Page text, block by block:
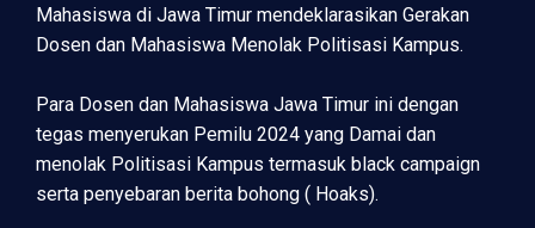
Mahasiswa di Jawa Timur mendeklarasikan Gerakan
Dosen dan Mahasiswa Menolak Politisasi Kampus.
Para Dosen dan Mahasiswa Jawa Timur ini dengan
tegas menyerukan Pemilu 2024 yang Damai dan
menolak Politisasi Kampus termasuk black campaign
serta penyebaran berita bohong ( Hoaks).